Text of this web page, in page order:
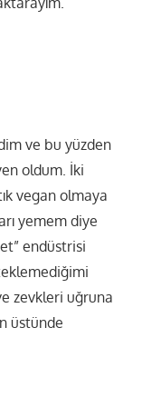
ve bu yüzden
oldum. İki
vegan olmaya
yemem diye
endüstrisi
zevkleri uğruna
üstünde